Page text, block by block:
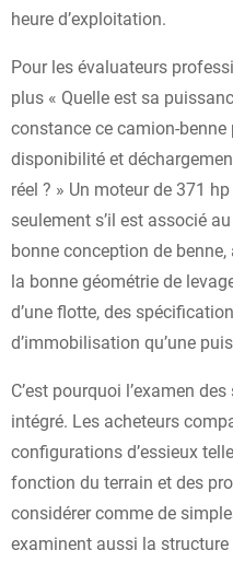
heure d’exploitation.
Pour les évaluateurs
plus « Quelle est sa
constance ce camion-
disponibilité et
réel ? » Un moteur de 371
seulement s’il est associé
bonne conception de
la bonne géométrie de
d’une flotte, des
d’immobilisation qu’une
C’est pourquoi l’examen
intégré. Les acheteurs
configurations d’essieux
fonction du terrain et des
considérer comme de
examinent aussi la structure